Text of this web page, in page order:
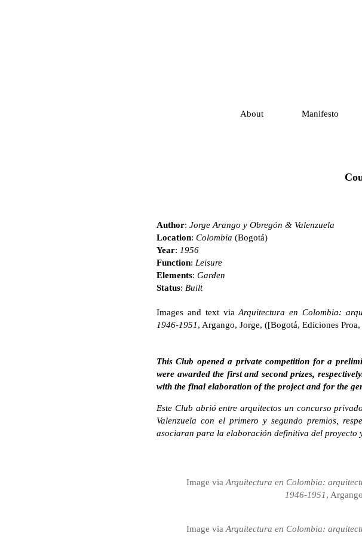
About Manifesto
Author: Jorge Arango y Obregón & Valenzuela
Location: Colombia (Bogotá)
Year: 1956
Function: Leisure
Elements: Garden
Status: Built
Images and text viaArquitectura en Colombia:
1946-1951, Argango, Jorge, ([Bogotá, Ediciones
This Club opened a private competition for a
were awarded the first and second prizes,
with the final elaboration of the project and for the
Este Club abrió entre arquitectos un concurso
Valenzuela con el primero y segundo premios,
asociaran para la elaboración definitiva del proyecto
Image via Arquitectura en Colombia:
1946-1951,
Image via Arquitectura en Colombia: